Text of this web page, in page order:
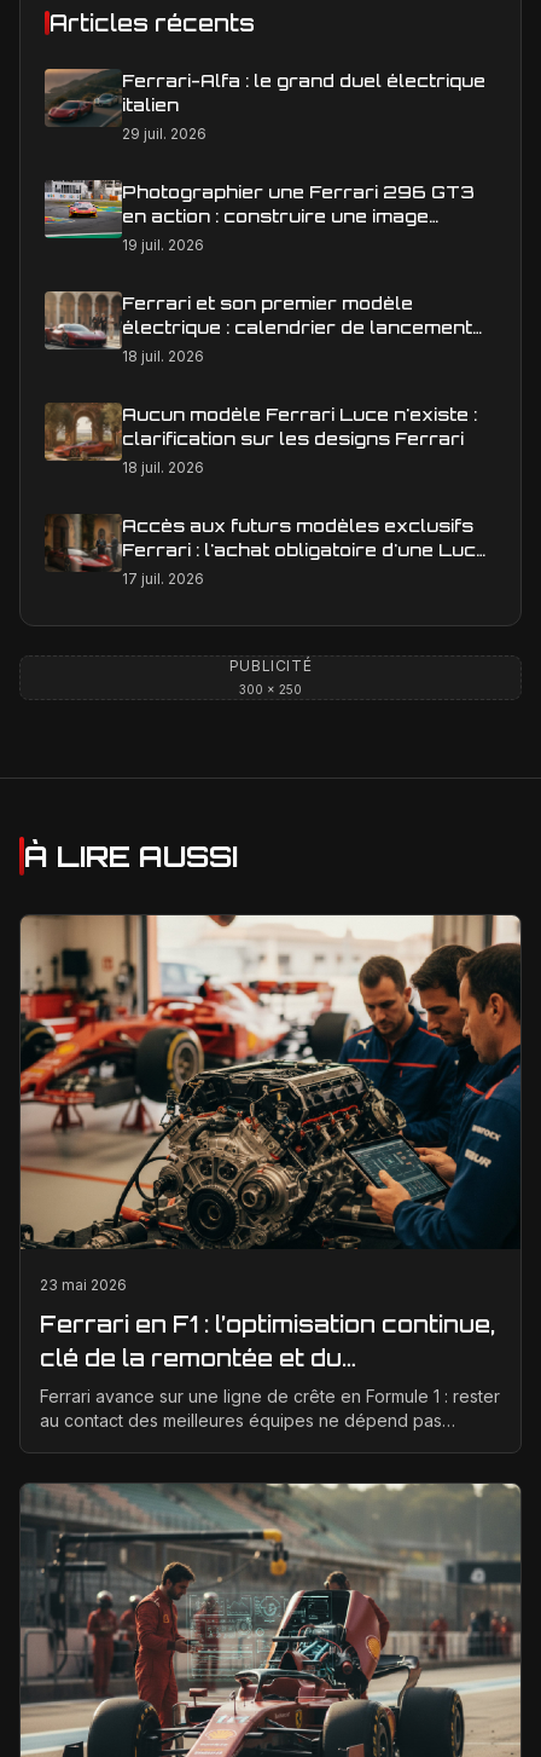
Articles récents
Ferrari-Alfa : le grand duel électrique
italien
29 juil. 2026
Photographier une Ferrari 296 GT3
en action : construire une image
éditoriale qui raconte la course
19 juil. 2026
Ferrari et son premier modèle
électrique : calendrier de lancement
en Europe
18 juil. 2026
Aucun modèle Ferrari Luce n'existe :
clarification sur les designs Ferrari
18 juil. 2026
Accès aux futurs modèles exclusifs
Ferrari : l'achat obligatoire d'une Luce
est-il une réalité ?
17 juil. 2026
PUBLICITÉ
300 × 250
À LIRE AUSSI
23 mai 2026
Ferrari en F1 : l’optimisation continue,
clé de la remontée et du
développement moteur
Ferrari avance sur une ligne de crête en Formule 1 : rester
au contact des meilleures équipes ne dépend pas